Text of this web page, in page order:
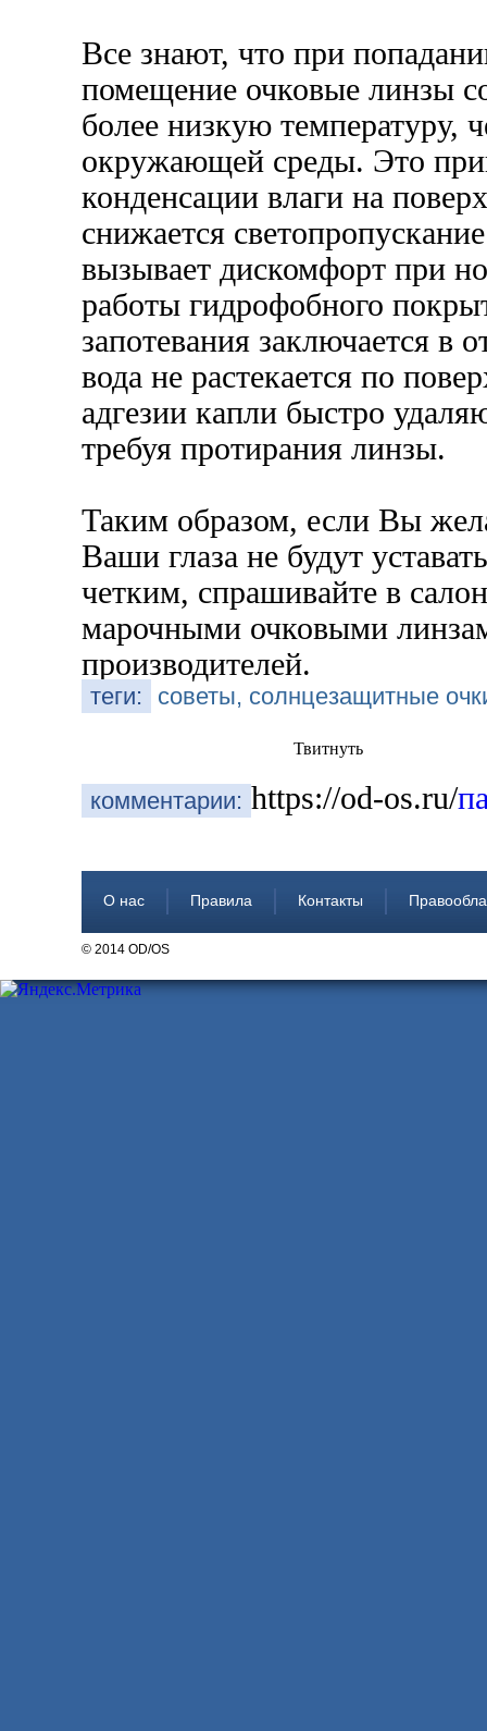
Все знают, что при
помещение очковые линзы
более низкую температуру,
окружающей среды. Это
конденсации влаги на
снижается
вызывает дискомфорт при
работы гидрофобного
запотевания заключается в
вода не растекается по
адгезии капли быстро
требуя протирания линзы.
Таким образом, если Вы
Ваши глаза не будут
четким, спрашивайте в
марочными очковыми
производителей.
теги: советы, солнцезащитные
Твитнуть
комментарии: https://od-os.ru/
О нас Правила Контакты
© 2014 OD/OS